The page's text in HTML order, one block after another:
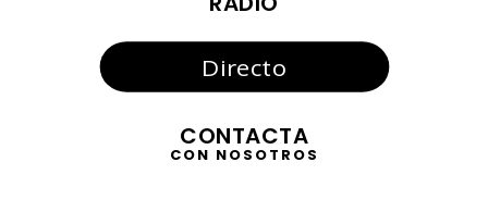
Directo
CONTACTA
CON NOSOTROS